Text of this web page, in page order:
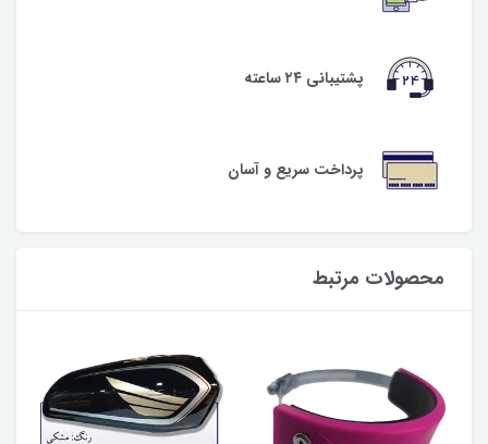
پشتیبانی ۲۴ ساعته
پرداخت سریع و آسان
محصولات مرتبط